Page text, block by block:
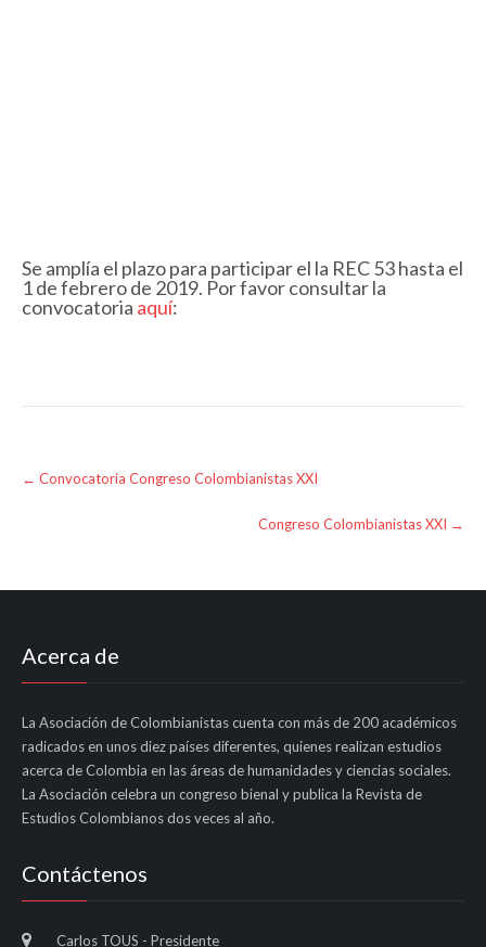
Se amplía el plazo para participar el la REC 53 hasta el
1 de febrero de 2019. Por favor consultar la
convocatoria aquí:
Post
navigation
← Convocatoria Congreso Colombianistas XXI
Congreso Colombianistas XXI →
Acerca de
La Asociación de Colombianistas cuenta con más de 200 académicos
radicados en unos diez países diferentes, quienes realizan estudios
acerca de Colombia en las áreas de humanidades y ciencias sociales.
La Asociación celebra un congreso bienal y publica la Revista de
Estudios Colombianos dos veces al año.
Contáctenos
Carlos TOUS - Presidente